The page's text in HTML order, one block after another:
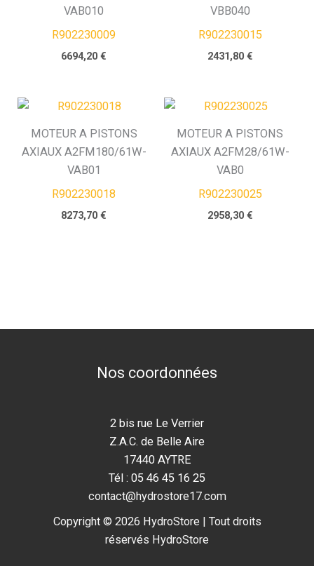
VAB010
R902230009
6694,20€
VBB040
R902230015
2431,80 €
MOTEUR A PISTONS
AXIAUX A2FM180/61W-
VAB01
R902230018
8273,70€
MOTEUR A PISTONS
AXIAUX A2FM28/61W-
VAB0
R902230025
2958,30 €
Nos coordonnées
2 bis rue Le Verrier
Z.A.C. de Belle Aire
17440 AYTRE
Tél : 05 46 45 16 25
contact@hydrostore17.com
Copyright © 2026 HydroStore | Tout droits
réservés HydroStore